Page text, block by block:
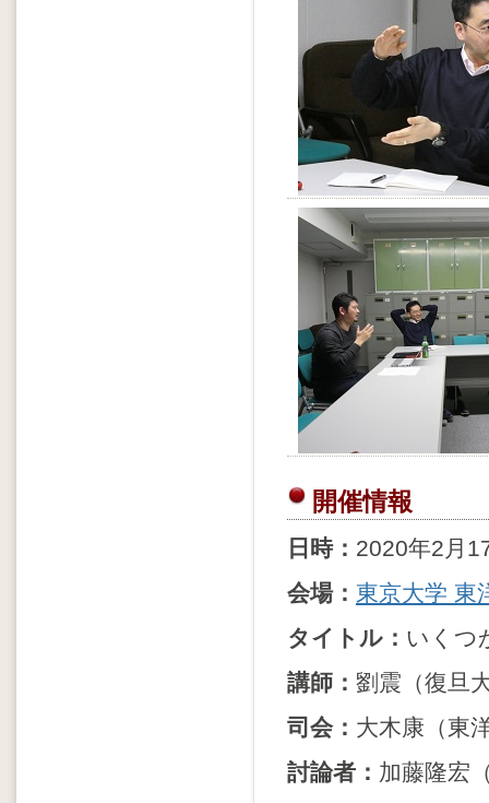
開催情報
日時： 2020年2月
会場： 東京大学 東
タイトル： いくつ
講師： 劉震（復旦
司会： 大木康（東
討論者： 加藤隆宏